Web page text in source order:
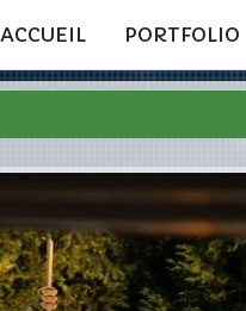
ACCUEIL PORTFOLIO